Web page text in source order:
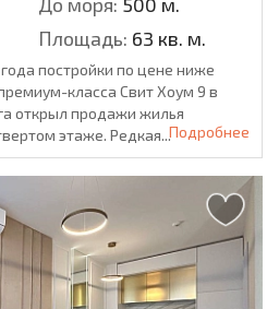
Площадь: 63 кв. м.
постройки по цене ниже
класса Свит Хоум 9 в
открыл продажи жилья
этаже. Редкая...Подробнее